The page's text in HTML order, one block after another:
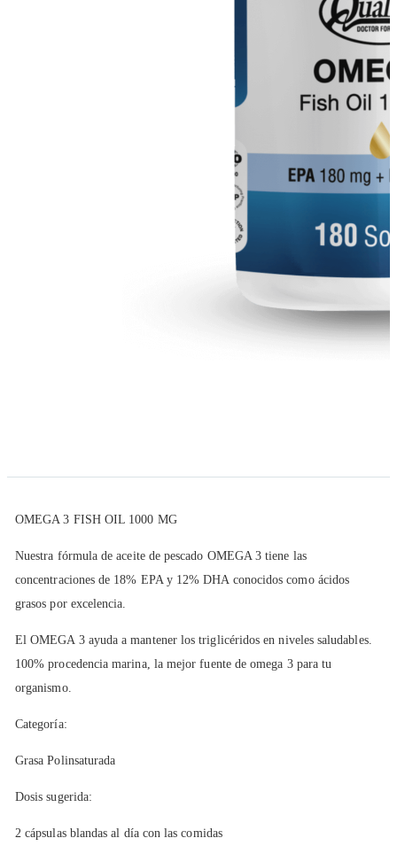
OMEGA 3 FISH OIL 1000 MG
Nuestra fórmula de aceite de pescado OMEGA 3 tiene las
concentraciones de 18% EPA y 12% DHA conocidos como ácidos
grasos por excelencia.
El OMEGA 3 ayuda a mantener los triglicéridos en niveles saludables.
100% procedencia marina, la mejor fuente de omega 3 para tu
organismo.
Categoría:
Grasa Polinsaturada
Dosis sugerida:
2 cápsulas blandas al día con las comidas